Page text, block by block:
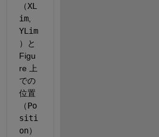
（XL
im,
YLim
）と
Figu
re 上
での
位置
（Po
siti
on）